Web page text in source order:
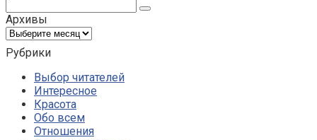
Архивы
Архивы
Рубрики
Выбор читателей
Интересное
Красота
Обо всем
Отношения